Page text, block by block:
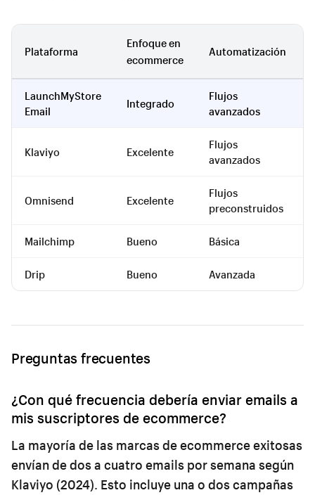
Plataforma
Enfoque en
ecommerce
Automatización
LaunchMyStore
Email
Integrado
Flujos
avanzados
Klaviyo Excelente
Flujos
avanzados
Omnisend Excelente
Flujos
preconstruidos
Mailchimp Bueno Básica
Drip Bueno Avanzada
Preguntas frecuentes
¿Con qué frecuencia debería enviar emails a
mis suscriptores de ecommerce?
La mayoría de las marcas de ecommerce exitosas
envían de dos a cuatro emails por semana según
Klaviyo (2024). Esto incluye una o dos campañas